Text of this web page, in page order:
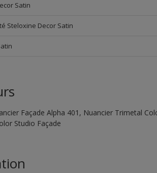
Satin
Steloxine Decor Satin
Façade Alpha 401, Nuancier Trimetal
Studio Façade